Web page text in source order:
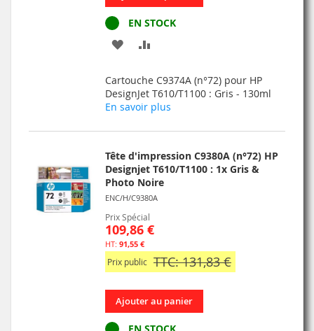
EN STOCK
AJOUTER
MA
COMPARATEUR
Cartouche C9374A (n°72) pour HP
DesignJet T610/T1100 : Gris - 130ml
En savoir plus
Tête d'impression C9380A (n°72) HP
Designjet T610/T1100 : 1x Gris &
Photo Noire
ENC/H/C9380A
Prix Spécial
109,86 €
91,55 €
Prix public TTC: 131,83 €
Ajouter au panier